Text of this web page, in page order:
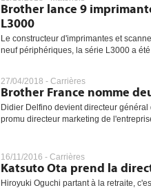
Brother lance 9
L3000
Le constructeur d'imprimantes et
neuf périphériques, la série L3000 a été
27/04/2018 - Carrières
Brother France nomme
Didier Delfino devient directeur
promu directeur marketing de
16/11/2016 - Carrières
Katsuto Ota prend la
Hiroyuki Oguchi partant à la retraite,